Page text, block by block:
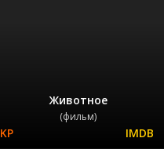
Животное
(фильм)